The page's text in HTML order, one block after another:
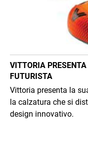
VITTORIA
FUTURISTA
Vittoria presenta la
la calzatura che si
design innovativo.